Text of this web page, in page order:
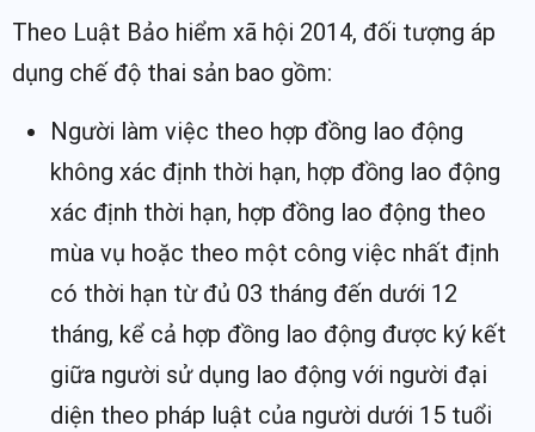
Theo Luật Bảo hiểm xã hội 2014, đối tượng áp
dụng chế độ thai sản bao gồm:
Người làm việc theo hợp đồng lao động
không xác định thời hạn, hợp đồng lao động
xác định thời hạn, hợp đồng lao động theo
mùa vụ hoặc theo một công việc nhất định
có thời hạn từ đủ 03 tháng đến dưới 12
tháng, kể cả hợp đồng lao động được ký kết
giữa người sử dụng lao động với người đại
diện theo pháp luật của người dưới 15 tuổi